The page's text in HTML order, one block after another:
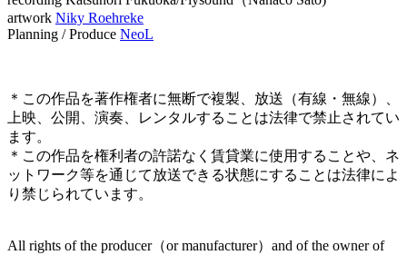
artwork Niky Roehreke
Planning / Produce NeoL
＊この作品を著作権者に無断で複製、放送（有線・無線）、
上映、公開、演奏、レンタルすることは法律で禁止されてい
ます。
＊この作品を権利者の許諾なく賃貸業に使用することや、ネ
ットワーク等を通じて放送できる状態にすることは法律によ
り禁じられています。
All rights of the producer（or manufacturer）and of the owner of